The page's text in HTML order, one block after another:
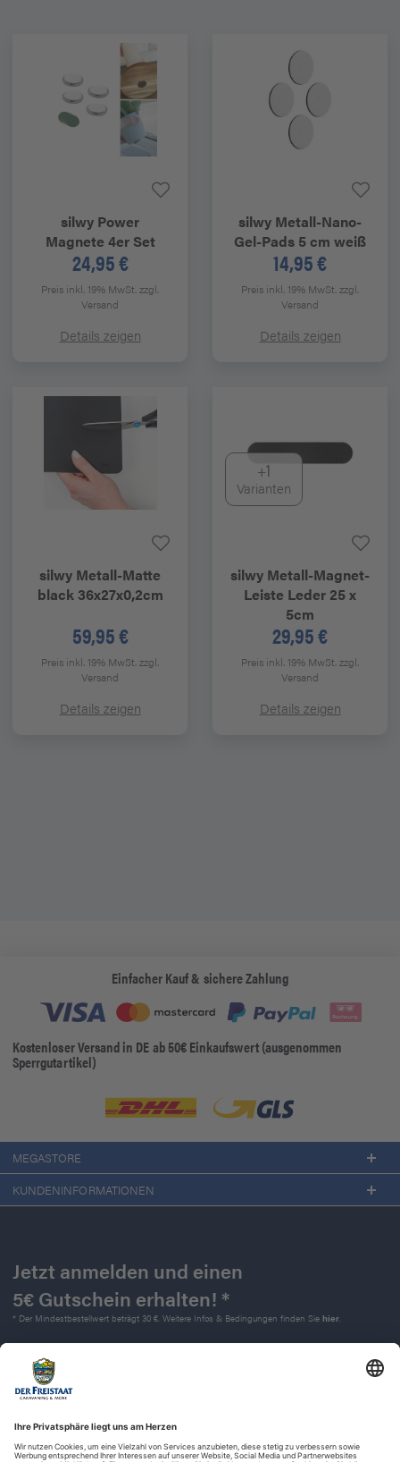
silwy Power
Magnete 4er Set
24,95 €
Preis inkl. 19% MwSt.zzgl.
Versand
Details zeigen
silwy Metall-Nano-
Gel-Pads 5 cm weiß
14,95 €
Preis inkl. 19% MwSt.zzgl.
Versand
Details zeigen
silwy Metall-Matte
black 36x27x0,2cm
59,95 €
Preis inkl. 19% MwSt.zzgl.
Versand
Details zeigen
+1
Varianten
silwy Metall-Magnet-
Leiste Leder 25 x
5cm
29,95 €
Preis inkl. 19% MwSt.zzgl.
Versand
Details zeigen
Einfacher Kauf & sichere Zahlung
Kostenloser Versand in DE ab 50€ Einkaufswert (ausgenommen
Sperrgutartikel)
MEGASTORE
KUNDENINFORMATIONEN
Jetzt anmelden und einen
5€ Gutschein erhalten! *
* Der Mindestbestellwert beträgt 30 €. Weitere Infos & Bedingungen finden Sie hier.